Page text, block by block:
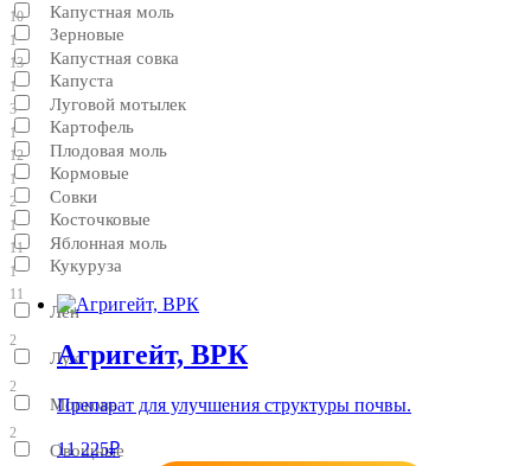
10
Зерновые
13
Капуста
3
Картофель
12
Кормовые
2
Косточковые
11
Кукуруза
11
Лен
2
Лук
2
Морковь
2
Овощные
Капустная моль
1
Капустная совка
1
Луговой мотылек
1
Плодовая моль
1
Совки
1
Яблонная моль
1
Агригейт, ВРК
Препарат для улучшения структуры почвы.
11 225₽